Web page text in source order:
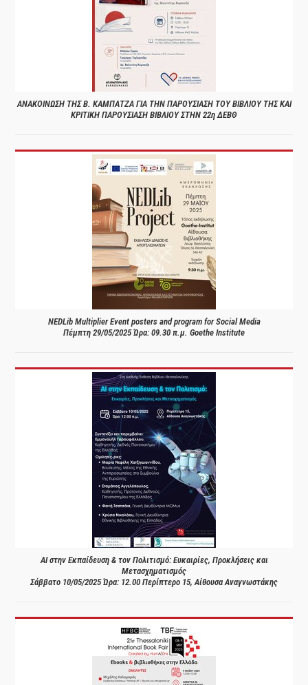
ΑΝΑΚΟΙΝΩΣΗ ΤΗΣ Β. ΚΑΜΠΑΤΖΑ ΓΙΑ ΤΗΝ ΠΑΡΟΥΣΙΑΣΗ ΤΟΥ ΒΙΒΛΙΟΥ ΤΗΣ ΚΑΙ
ΚΡΙΤΙΚΗ ΠΑΡΟΥΣΙΑΣΗ ΒΙΒΛΙΟΥ ΣΤΗΝ 22η ΔΕΒΘ
NEDLib Multiplier Event posters and program for Social Media
Πέμπτη 29/05/2025 Ώρα: 09.30 π.μ. Goethe Institute
AI στην Εκπαίδευση & τον Πολιτισμό: Ευκαιρίες, Προκλήσεις και
Μετασχηματισμός
Σάββατο 10/05/2025 Ώρα: 12.00 Περίπτερο 15, Αίθουσα Αναγνωστάκης